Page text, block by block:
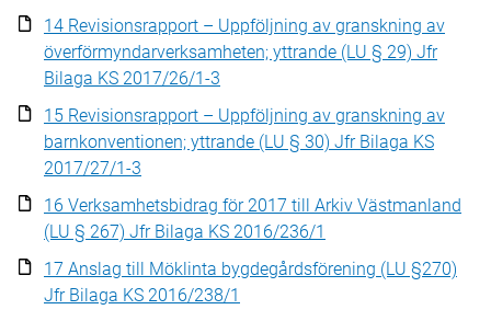
14 Revisionsrapport – Uppföljning av granskning av
överförmyndarverksamheten; yttrande (LU § 29) Jfr
Bilaga KS 2017/26/1-3
15 Revisionsrapport – Uppföljning av granskning av
barnkonventionen; yttrande (LU § 30) Jfr Bilaga KS
2017/27/1-3
16 Verksamhetsbidrag för 2017 till Arkiv Västmanland
(LU § 267) Jfr Bilaga KS 2016/236/1
17 Anslag till Möklinta bygdegårdsförening (LU §270)
Jfr Bilaga KS 2016/238/1